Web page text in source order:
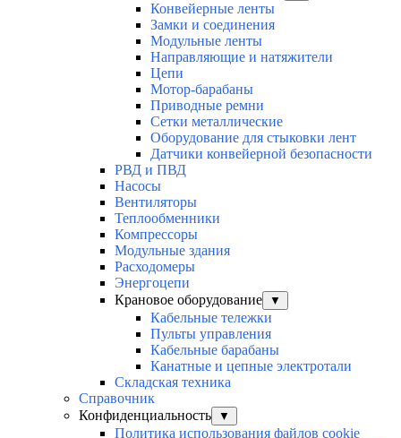
Конвейерные ленты
Замки и соединения
Модульные ленты
Направляющие и натяжители
Цепи
Мотор-барабаны
Приводные ремни
Сетки металлические
Оборудование для стыковки лент
Датчики конвейерной безопасности
РВД и ПВД
Насосы
Вентиляторы
Теплообменники
Компрессоры
Модульные здания
Расходомеры
Энергоцепи
Крановое оборудование
▼
Кабельные тележки
Пульты управления
Кабельные барабаны
Канатные и цепные электротали
Складская техника
Справочник
Конфиденциальность
▼
Политика использования файлов cookie